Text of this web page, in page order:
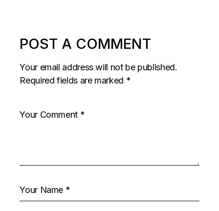
POST A COMMENT
Your email address will not be published.
Required fields are marked *